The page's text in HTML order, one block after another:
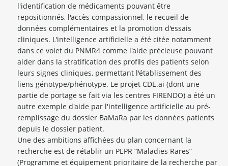
l'identification de médicaments pouvant être
repositionnés, l'accès compassionnel, le recueil de
données complémentaires et la promotion d'essais
cliniques. L'intelligence artificielle a été citée notamment
dans ce volet du PNMR4 comme l'aide précieuse pouvant
aider dans la stratification des profils des patients selon
leurs signes cliniques, permettant l'établissement des
liens génotype/phénotype. Le projet CDE.ai (dont une
partie de portage se fait via les centres FIRENDO) a été un
autre exemple d'aide par l'intelligence artificielle au pré-
remplissage du dossier BaMaRa par les données patients
depuis le dossier patient.
Une des ambitions affichées du plan concernant la
recherche est de rétablir un PEPR “Maladies Rares”
(Programme et équipement prioritaire de la recherche par